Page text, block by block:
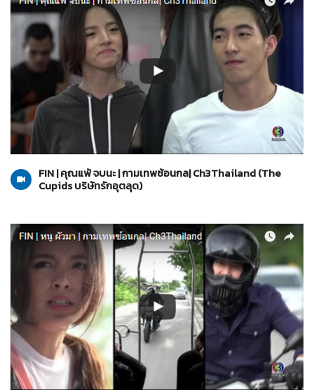
06-06-2560
The Cupids บริษัทรักอุตลุด
FIN | คุณแพ้ จบนะ | กามเทพซ้อนกล| Ch3Thailand (The
Cupids บริษัทรักอุตลุด)
06-06-2560
The Cupids บริษัทรักอุตลุด